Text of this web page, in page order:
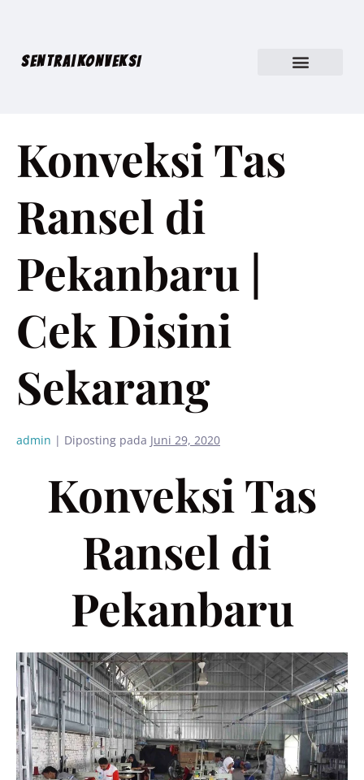
SENTRA|KONVEKSI
Konveksi Tas
Ransel di
Pekanbaru |
Cek Disini
Sekarang
admin | Diposting pada Juni 29, 2020
Konveksi Tas
Ransel di
Pekanbaru